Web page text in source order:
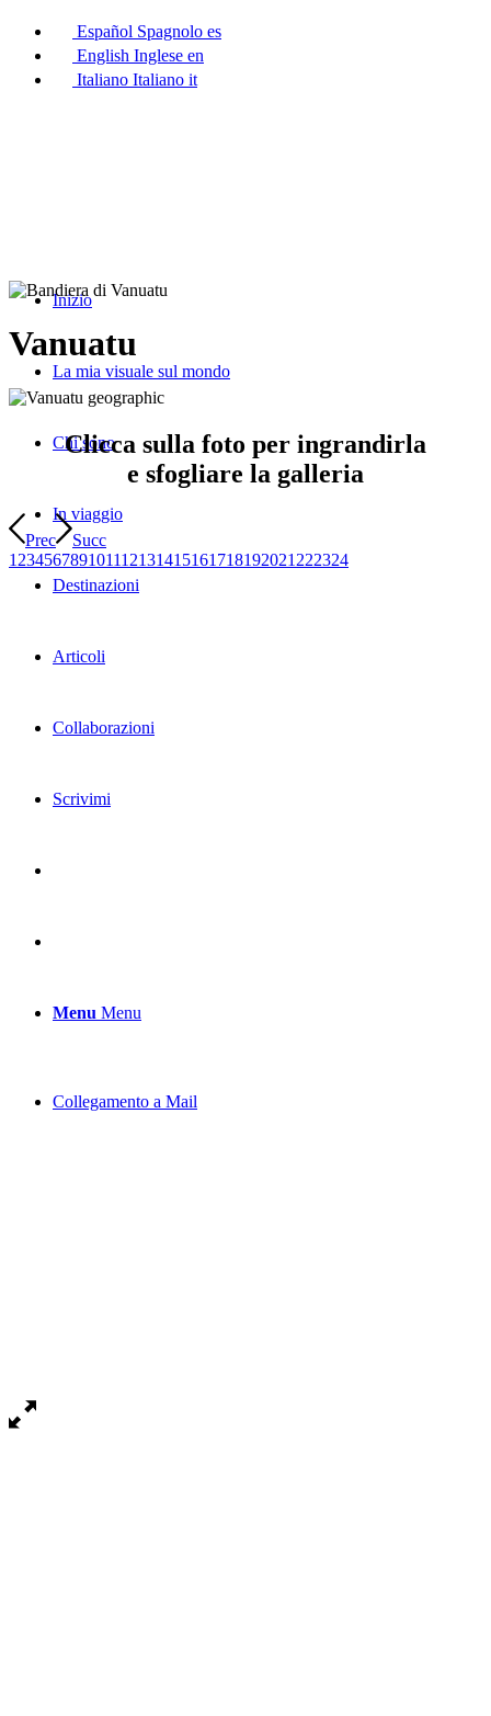
Español Spagnolo es
English Inglese en
Italiano Italiano it
Inizio
La mia visuale sul mondo
Chi sono
In viaggio
Destinazioni
Articoli
Collaborazioni
Scrivimi
Menu Menu
Collegamento a Mail
Vanuatu
Clicca sulla foto per ingrandirla
e sfogliare la galleria
Prec
Succ
1 23456789101112131415161718192021 222324